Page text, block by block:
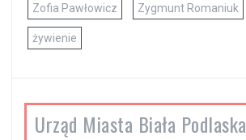
Zofia Pawłowicz Zygmunt Romaniuk
żywienie
Urząd Miasta Biała Podlaska